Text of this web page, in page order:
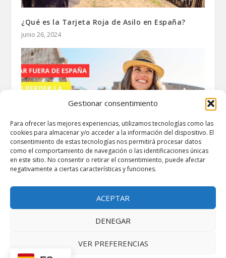
Gestionar consentimiento
Para ofrecer las mejores experiencias, utilizamos tecnologías como las
cookies para almacenar y/o acceder a la información del dispositivo. El
consentimiento de estas tecnologías nos permitirá procesar datos
como el comportamiento de navegación o las identificaciones únicas
en este sitio. No consentir o retirar el consentimiento, puede afectar
negativamente a ciertas características y funciones.
ACEPTAR
DENEGAR
VER PREFERENCIAS
¿Qué es la Tarjeta Roja de Asilo en España?
junio 26, 2024
Viajar fuera de España sin perder la